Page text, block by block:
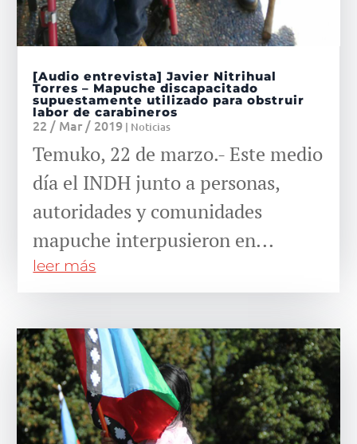
[Audio entrevista] Javier Nitrihual
Torres – Mapuche discapacitado
supuestamente utilizado para obstruir
labor de carabineros
22 / Mar / 2019 | Noticias
Temuko, 22 de marzo.- Este medio
día el INDH junto a personas,
autoridades y comunidades
mapuche interpusieron en...
leer más